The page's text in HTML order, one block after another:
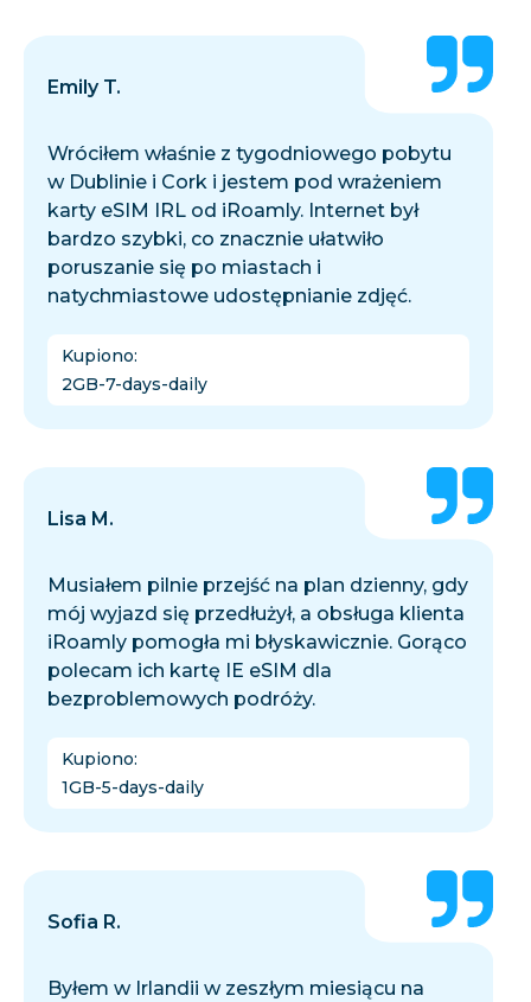
Emily T.
Wróciłem właśnie z tygodniowego pobytu
w Dublinie i Cork i jestem pod wrażeniem
karty eSIM IRL od iRoamly. Internet był
bardzo szybki, co znacznie ułatwiło
poruszanie się po miastach i
natychmiastowe udostępnianie zdjęć.
Kupiono:
2GB-7-days-daily
Lisa M.
Musiałem pilnie przejść na plan dzienny, gdy
mój wyjazd się przedłużył, a obsługa klienta
iRoamly pomogła mi błyskawicznie. Gorąco
polecam ich kartę IE eSIM dla
bezproblemowych podróży.
Kupiono:
1GB-5-days-daily
Sofia R.
Byłem w Irlandii w zeszłym miesiącu na